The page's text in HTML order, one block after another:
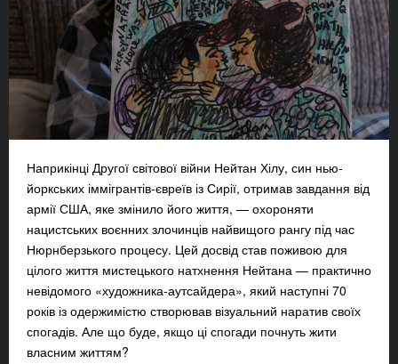
Наприкінці Другої світової війни Нейтан Хілу, син нью-
йоркських іммігрантів-євреїв із Сирії, отримав завдання від
армії США, яке змінило його життя, — охороняти
нацистських воєнних злочинців найвищого рангу під час
Нюрнберзького процесу. Цей досвід став поживою для
цілого життя мистецького натхнення Нейтана — практично
невідомого «художника-аутсайдера», який наступні 70
років із одержимістю створював візуальний наратив своїх
спогадів. Але що буде, якщо ці спогади почнуть жити
власним життям?